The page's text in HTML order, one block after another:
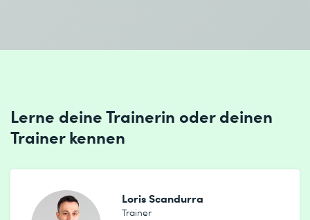
Lerne deine Trainerin oder deinen
Trainer kennen
Loris Scandurra
Trainer